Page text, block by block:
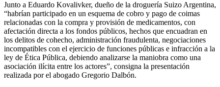
Junto a Eduardo Kovalivker, dueño de la droguería Suizo Argentina,
“habrían participado en un esquema de cobro y pago de coimas
relacionadas con la compra y provisión de medicamentos, con
afectación directa a los fondos públicos, hechos que encuadran en
los delitos de cohecho, administración fraudulenta, negociaciones
incompatibles con el ejercicio de funciones públicas e infracción a la
ley de Ética Pública, debiendo analizarse la maniobra como una
asociación ilícita entre los actores”, consigna la presentación
realizada por el abogado Gregorio Dalbón.